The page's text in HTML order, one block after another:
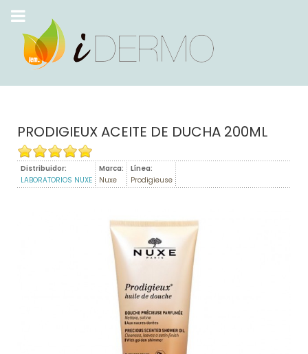
PRODIGIEUX ACEITE DE DUCHA 200ML
Distribuidor:
LABORATORIOS NUXE
Marca:
Nuxe
Línea:
Prodigieuse